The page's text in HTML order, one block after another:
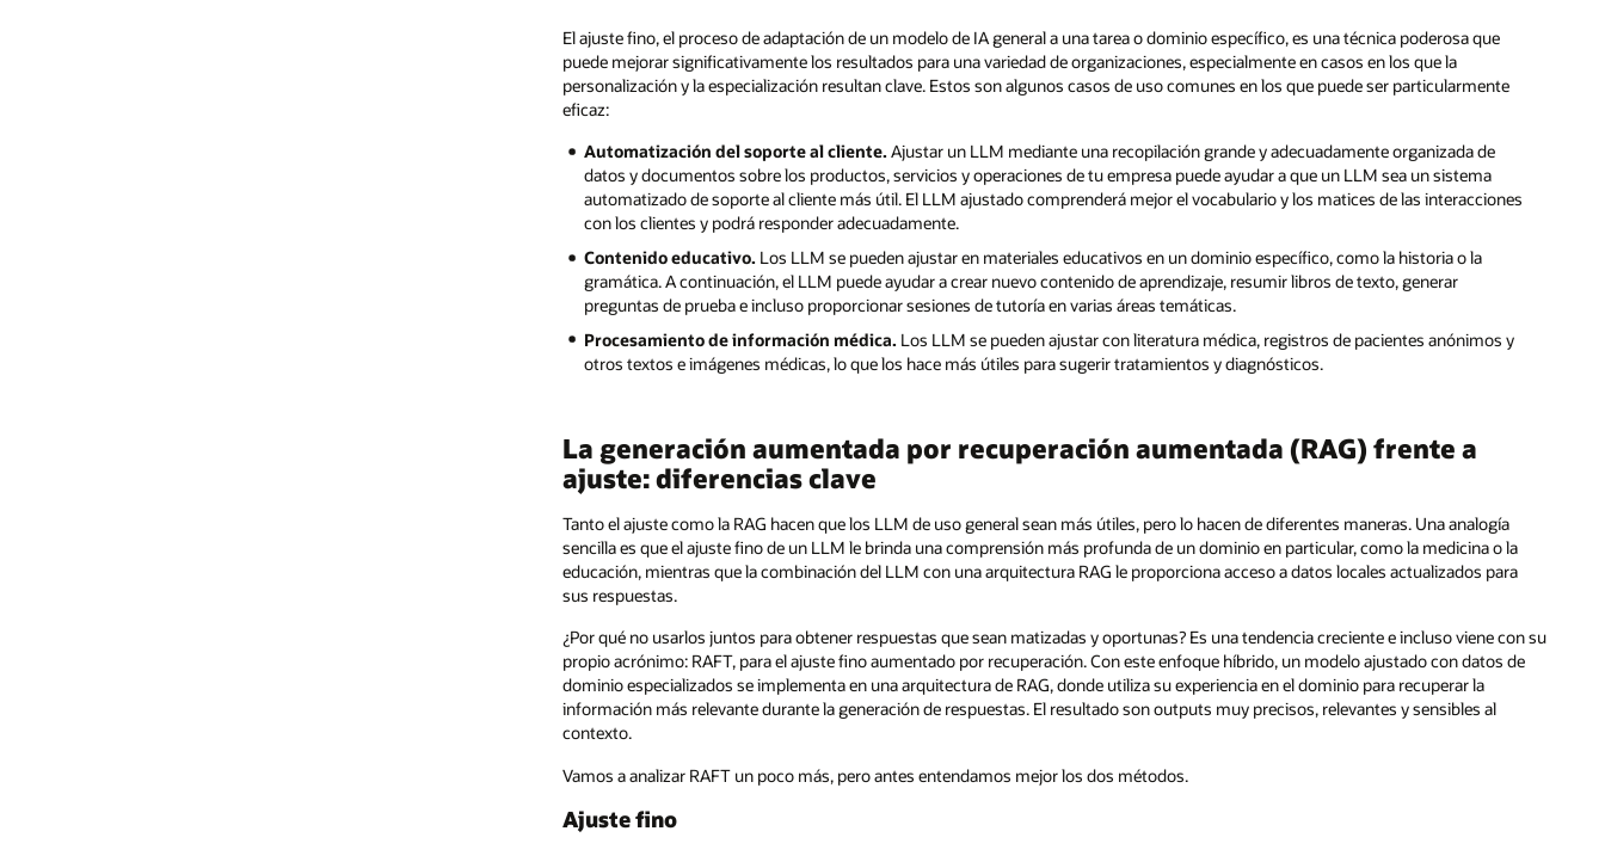
El ajuste fino, el proceso de adaptación de un modelo de IA general a una tarea o dominio específico, es una técnica poderosa que
puede mejorar significativamente los resultados para una variedad de organizaciones, especialmente en casos en los que la
personalización y la especialización resultan clave. Estos son algunos casos de uso comunes en los que puede ser particularmente
eficaz:
Automatización del soporte al cliente. Ajustar un LLM mediante una recopilación grande y adecuadamente organizada de
datos y documentos sobre los productos, servicios y operaciones de tu empresa puede ayudar a que un LLM sea un sistema
automatizado de soporte al cliente más útil. El LLM ajustado comprenderá mejor el vocabulario y los matices de las interacciones
con los clientes y podrá responder adecuadamente.
Contenido educativo. Los LLM se pueden ajustar en materiales educativos en un dominio específico, como la historia o la
gramática. A continuación, el LLM puede ayudar a crear nuevo contenido de aprendizaje, resumir libros de texto, generar
preguntas de prueba e incluso proporcionar sesiones de tutoría en varias áreas temáticas.
Procesamiento de información médica. Los LLM se pueden ajustar con literatura médica, registros de pacientes anónimos y
otros textos e imágenes médicas, lo que los hace más útiles para sugerir tratamientos y diagnósticos.
La generación aumentada por recuperación aumentada (RAG) frente a
ajuste: diferencias clave
Tanto el ajuste como la RAG hacen que los LLM de uso general sean más útiles, pero lo hacen de diferentes maneras. Una analogía
sencilla es que el ajuste fino de un LLM le brinda una comprensión más profunda de un dominio en particular, como la medicina o la
educación, mientras que la combinación del LLM con una arquitectura RAG le proporciona acceso a datos locales actualizados para
sus respuestas.
¿Por qué no usarlos juntos para obtener respuestas que sean matizadas y oportunas? Es una tendencia creciente e incluso viene con su
propio acrónimo: RAFT, para el ajuste fino aumentado por recuperación. Con este enfoque híbrido, un modelo ajustado con datos de
dominio especializados se implementa en una arquitectura de RAG, donde utiliza su experiencia en el dominio para recuperar la
información más relevante durante la generación de respuestas. El resultado son outputs muy precisos, relevantes y sensibles al
contexto.
Vamos a analizar RAFT un poco más, pero antes entendamos mejor los dos métodos.
Ajuste fino